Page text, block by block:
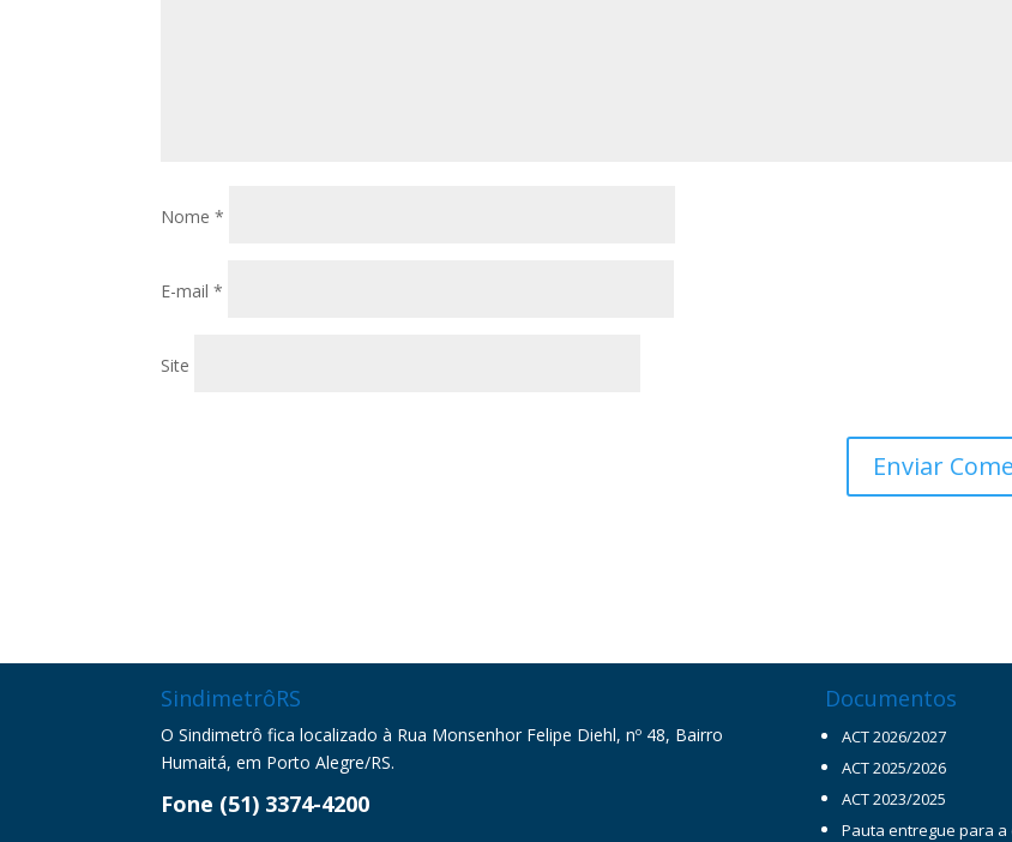
Nome*
E-mail*
Site
SindimetrôRS
O Sindimetrô fica localizado à Rua Monsenhor Felipe Diehl, nº 48, Bairro
Humaitá, em Porto Alegre/RS.
Fone (51) 3374-4200
Documentos
ACT 2026/2027
ACT 2025/2026
ACT 2023/2025
Pauta entregue para